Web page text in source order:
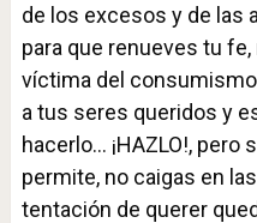
de los excesos y de las
para que renueves tu
víctima del
a tus seres queridos y
hacerlo… ¡HAZLO!, pero
permite, no caigas en
tentación de querer